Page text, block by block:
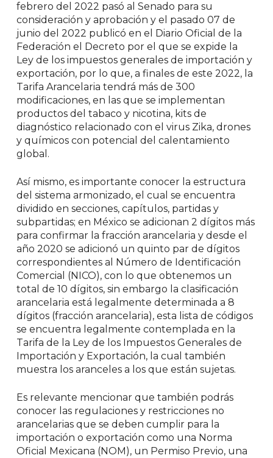
febrero del 2022 pasó al Senado para su
consideración y aprobación y el pasado 07 de
junio del 2022 publicó en el Diario Oficial de la
Federación el Decreto por el que se expide la
Ley de los impuestos generales de importación y
exportación, por lo que, a finales de este 2022, la
Tarifa Arancelaria tendrá más de 300
modificaciones, en las que se implementan
productos del tabaco y nicotina, kits de
diagnóstico relacionado con el virus Zika, drones
y químicos con potencial del calentamiento
global.
Así mismo, es importante conocer la estructura
del sistema armonizado, el cual se encuentra
dividido en secciones, capítulos, partidas y
subpartidas; en México se adicionan 2 dígitos más
para confirmar la fracción arancelaria y desde el
año 2020 se adicionó un quinto par de dígitos
correspondientes al Número de Identificación
Comercial (NICO), con lo que obtenemos un
total de 10 dígitos, sin embargo la clasificación
arancelaria está legalmente determinada a 8
dígitos (fracción arancelaria), esta lista de códigos
se encuentra legalmente contemplada en la
Tarifa de la Ley de los Impuestos Generales de
Importación y Exportación, la cual también
muestra los aranceles a los que están sujetas.
Es relevante mencionar que también podrás
conocer las regulaciones y restricciones no
arancelarias que se deben cumplir para la
importación o exportación como una Norma
Oficial Mexicana (NOM), un Permiso Previo, una